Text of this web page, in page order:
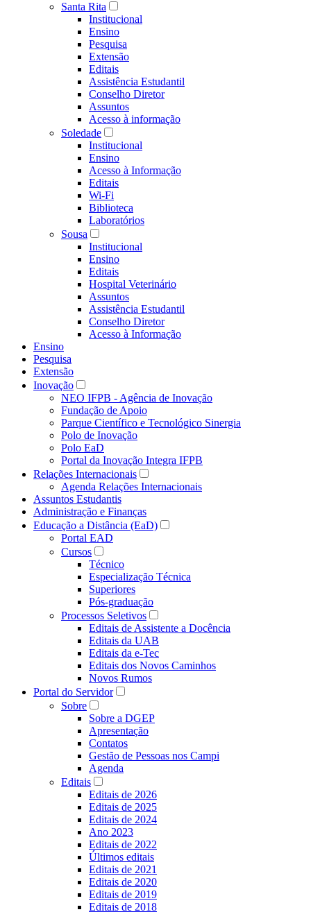
Santa Rita
Institucional
Ensino
Pesquisa
Extensão
Editais
Assistência Estudantil
Conselho Diretor
Assuntos
Acesso à informação
Soledade
Institucional
Ensino
Acesso à Informação
Editais
Wi-Fi
Biblioteca
Laboratórios
Sousa
Institucional
Ensino
Editais
Hospital Veterinário
Assuntos
Assistência Estudantil
Conselho Diretor
Acesso à Informação
Ensino
Pesquisa
Extensão
Inovação
NEO IFPB - Agência de Inovação
Fundação de Apoio
Parque Científico e Tecnológico Sinergia
Polo de Inovação
Polo EaD
Portal da Inovação Integra IFPB
Relações Internacionais
Agenda Relações Internacionais
Assuntos Estudantis
Administração e Finanças
Educação a Distância (EaD)
Portal EAD
Cursos
Técnico
Especialização Técnica
Superiores
Pós-graduação
Processos Seletivos
Editais de Assistente a Docência
Editais da UAB
Editais da e-Tec
Editais dos Novos Caminhos
Novos Rumos
Portal do Servidor
Sobre
Sobre a DGEP
Apresentação
Contatos
Gestão de Pessoas nos Campi
Agenda
Editais
Editais de 2026
Editais de 2025
Editais de 2024
Ano 2023
Editais de 2022
Últimos editais
Editais de 2021
Editais de 2020
Editais de 2019
Editais de 2018